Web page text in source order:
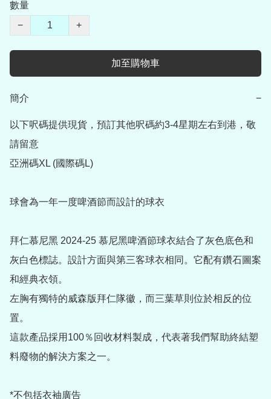
數量
−
+
加至購物車
簡介 −
以下呎碼提供現貨，預訂其他呎碼約3-4星期左右到港，敬
請留意
亞洲碼XL (國際碼L)
球會為一年一度啤酒節而設計的球衣
拜仁慕尼黑 2024-25 慕尼黑啤酒節球衣結合了灰色底色和
灰白色標誌。設計方面與第三客球衣相同。它配有鑽石圖案
和經典衣領。
左胸有獨特的威森版拜仁隊徽，而三葉草則位於相反的位
置。
這款產品採用100％回收材料製成，代表著我們幫助終結塑
料廢物的解決方案之一。
*不包括衣袖廣告